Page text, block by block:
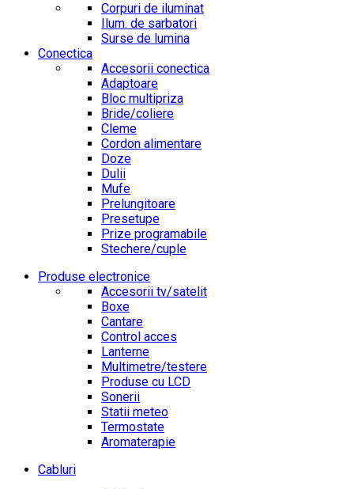
Corpuri de iluminat
Ilum. de sarbatori
Surse de lumina
Conectica
Accesorii conectica
Adaptoare
Bloc multipriza
Bride/coliere
Cleme
Cordon alimentare
Doze
Dulii
Mufe
Prelungitoare
Presetupe
Prize programabile
Stechere/cuple
Produse electronice
Accesorii tv/satelit
Boxe
Cantare
Control acces
Lanterne
Multimetre/testere
Produse cu LCD
Sonerii
Statii meteo
Termostate
Aromaterapie
Cabluri